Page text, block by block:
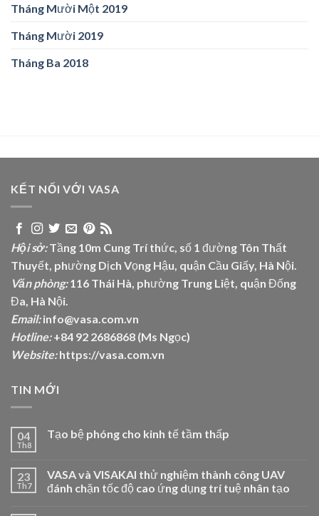
Tháng Mười Một 2019
Tháng Mười 2019
Tháng Ba 2018
KẾT NỐI VỚI VASA
Hội sở:Tầng 10m Cung Trí thức, số 1 đường Tôn Thất
Thuyết, phường Dịch Vọng Hậu, quận Cầu Giấy, Hà Nội.
Văn phòng:116 Thái Hà, phường Trung Liệt, quận Đống
Đa, Hà Nội.
Email:info@vasa.com.vn
Hotline:+84 92 2686868 (Ms Ngọc)
Website: https://vasa.com.vn
TIN MỚI
04
Th8
Tạo bệ phóng cho kinh tế tầm thấp
23
Th7
VASA và VISAKAI thử nghiệm thành công UAV
đánh chặn tốc độ cao ứng dụng trí tuệ nhân tạo